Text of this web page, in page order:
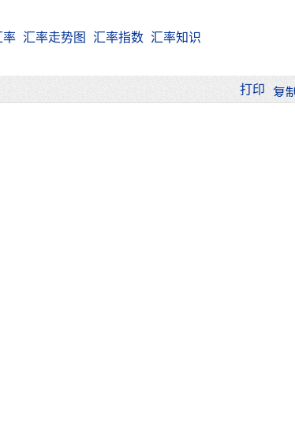
率 汇率走势图 汇率指数 汇率知识
打印